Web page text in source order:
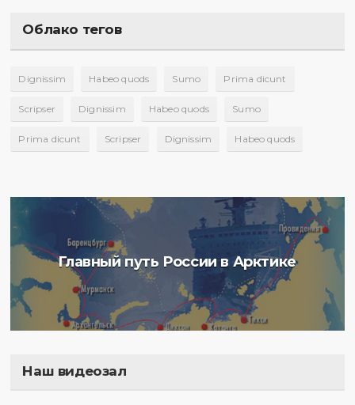
Облако тегов
Dignissim Habeo quods Sumo Prima dicunt
Scripser Dignissim Habeo quods Sumo
Prima dicunt Scripser Dignissim Habeo quods
Главный путь России в Арктике
Наш видеозал